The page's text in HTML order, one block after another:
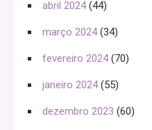
abril 2024(44)
março 2024(34)
fevereiro 2024(70)
janeiro 2024(55)
dezembro 2023 (60)